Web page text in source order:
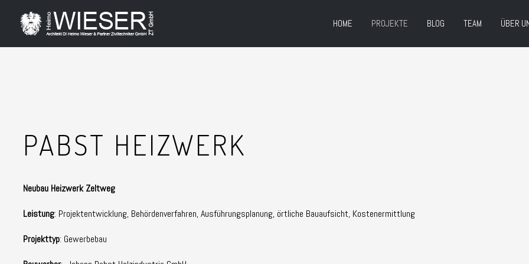
HOME PROJEKTE BLOG TEAM ÜBER
PABST HEIZWERK
Neubau Heizwerk Zeltweg
Leistung: Projektentwicklung, Behördenverfahren, Ausführungsplanung, örtliche Bauaufsicht, Kostenermittlung
Projekttyp: Gewerbebau